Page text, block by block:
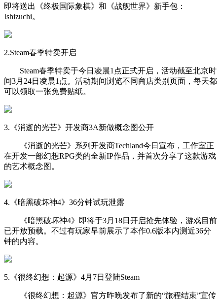
即将送出《终极国际象棋》和《战舰世界》新手包：
Ishizuchi。
2.Steam春季特卖开启
Steam春季特卖于今日凌晨1点正式开启，活动截至北京时
间3月24日凌晨1点。活动期间浏览不同商店类别页面，每天都
可以领取一张免费贴纸。
3.《消逝的光芒》开发商3A新做概念图公开
《消逝的光芒》系列开发商Techland今日宣布，工作室正
在开发一部幻想RPG类的全新IP作品，并首次分享了这款游戏
的艺术概念图。
4.《暗黑破坏神4》36分钟试玩泄露
《暗黑破坏神4》即将于3月18日开启抢先体验，游戏目前
已开放预载。不过有玩家早前展示了本作0.6版本内测近36分
钟的内容。
5.《很终幻想：起源》4月7日登陆Steam
《很终幻想：起源》官方昨晚发布了新的“旅程结束”宣传